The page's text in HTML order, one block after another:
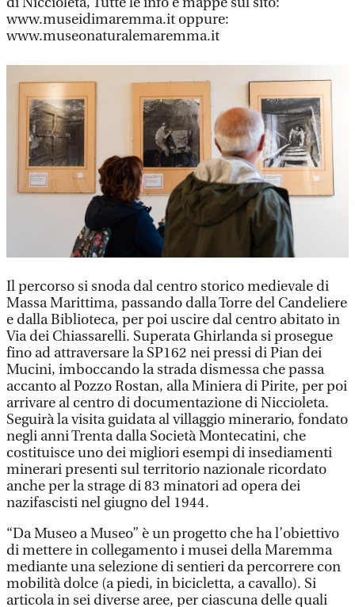
www.museidimaremma.it oppure:
www.museonaturalemaremma.it
Il percorso si snoda dal centro storico medievale di
Massa Marittima, passando dalla Torre del Candeliere
e dalla Biblioteca, per poi uscire dal centro abitato in
Via dei Chiassarelli. Superata Ghirlanda si prosegue
fino ad attraversare la SP162 nei pressi di Pian dei
Mucini, imboccando la strada dismessa che passa
accanto al Pozzo Rostan, alla Miniera di Pirite, per poi
arrivare al centro di documentazione di Niccioleta.
Seguirà la visita guidata al villaggio minerario, fondato
negli anni Trenta dalla Società Montecatini, che
costituisce uno dei migliori esempi di insediamenti
minerari presenti sul territorio nazionale ricordato
anche per la strage di 83 minatori ad opera dei
nazifascisti nel giugno del 1944.
“Da Museo a Museo” è un progetto che ha l’obiettivo
di mettere in collegamento i musei della Maremma
mediante una selezione di sentieri da percorrere con
mobilità dolce (a piedi, in bicicletta, a cavallo). Si
articola in sei diverse aree, per ciascuna delle quali